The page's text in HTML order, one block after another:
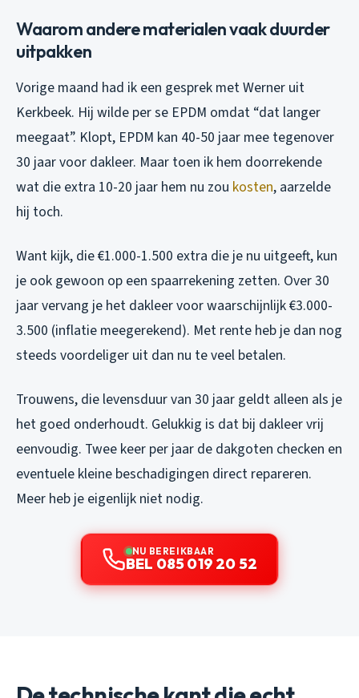
Waarom andere materialen vaak duurder
uitpakken
Vorige maand had ik een gesprek met Werner uit
Kerkbeek. Hij wilde per se EPDM omdat “dat langer
meegaat”. Klopt, EPDM kan 40-50 jaar mee tegenover
30 jaar voor dakleer. Maar toen ik hem doorrekende
wat die extra 10-20 jaar hem nu zou kosten, aarzelde
hij toch.
Want kijk, die €1.000-1.500 extra die je nu uitgeeft, kun
je ook gewoon op een spaarrekening zetten. Over 30
jaar vervang je het dakleer voor waarschijnlijk €3.000-
3.500 (inflatie meegerekend). Met rente heb je dan nog
steeds voordeliger uit dan nu te veel betalen.
Trouwens, die levensduur van 30 jaar geldt alleen als je
het goed onderhoudt. Gelukkig is dat bij dakleer vrij
eenvoudig. Twee keer per jaar de dakgoten checken en
eventuele kleine beschadigingen direct repareren.
Meer heb je eigenlijk niet nodig.
NU BEREIKBAAR
BEL 085 019 20 52